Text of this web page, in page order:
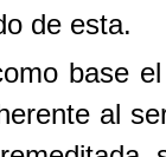
de esta.
base
al